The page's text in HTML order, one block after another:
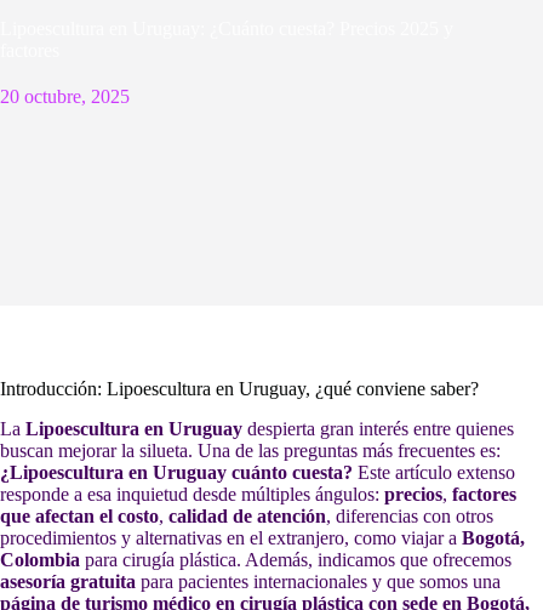
20 octubre, 2025
Introducción: Lipoescultura en Uruguay, ¿qué conviene saber?
La Lipoescultura en Uruguay despierta gran interés entre quienes
buscan mejorar la silueta. Una de las preguntas más frecuentes es:
¿Lipoescultura en Uruguay cuánto cuesta? Este artículo extenso
responde a esa inquietud desde múltiples ángulos: precios, factores
que afectan el costo, calidad de atención, diferencias con otros
procedimientos y alternativas en el extranjero, como viajar a Bogotá,
Colombia para cirugía plástica. Además, indicamos que ofrecemos
asesoría gratuita para pacientes internacionales y que somos una
página de turismo médico en cirugía plástica con sede en Bogotá,